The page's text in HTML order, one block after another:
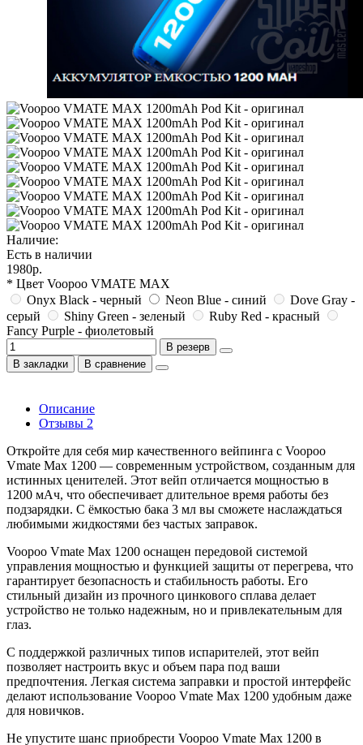
Наличие:
Есть в наличии
1980р.
* Цвет Voopoo VMATE MAX
Onyx Black - черный
Neon Blue - синий
Dove Gray -
серый
Shiny Green - зеленый
Ruby Red - красный
Fancy Purple - фиолетовый
В резерв
В закладки
В сравнение
Описание
Отзывы 2
Откройте для себя мир качественного вейпинга с Voopoo
Vmate Max 1200 — современным устройством, созданным для
истинных ценителей. Этот вейп отличается мощностью в
1200 мАч, что обеспечивает длительное время работы без
подзарядки. С ёмкостью бака 3 мл вы сможете наслаждаться
любимыми жидкостями без частых заправок.
Voopoo Vmate Max 1200 оснащен передовой системой
управления мощностью и функцией защиты от перегрева, что
гарантирует безопасность и стабильность работы. Его
стильный дизайн из прочного цинкового сплава делает
устройство не только надежным, но и привлекательным для
глаз.
С поддержкой различных типов испарителей, этот вейп
позволяет настроить вкус и объем пара под ваши
предпочтения. Легкая система заправки и простой интерфейс
делают использование Voopoo Vmate Max 1200 удобным даже
для новичков.
Не упустите шанс приобрести Voopoo Vmate Max 1200 в